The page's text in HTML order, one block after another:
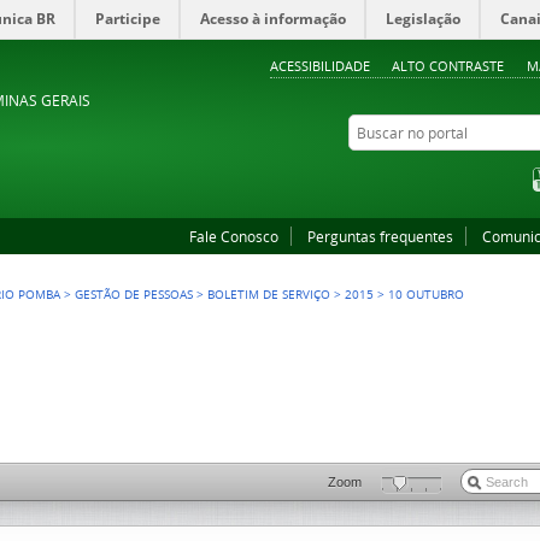
ACESSIBILIDADE ALTO CONTRASTE
BR Participe Acesso à informação Legislação
GERAIS
Buscar no portal
Fale Conosco Perguntas frequentes
POMBA >GESTÃO DE PESSOAS > BOLETIM DE SERVIÇO >2015 > 10 OUTUBRO
Zoom